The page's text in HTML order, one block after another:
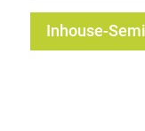
Inhouse-